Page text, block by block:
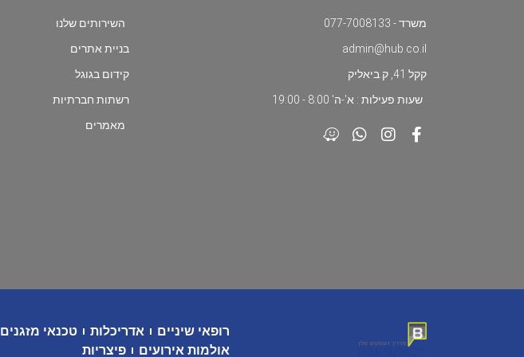
משרד - 077-7008133
admin@hub.co.il
קקל 41, ק.ביאליק
שעות פעילות : א'-ה' 8:00 - 19:00
השירותים שלנו
בניית אתרים
קידום בגוגל
רשתות חברתיות
מאמרים
רופאי שיניים אדריכלות טכנאי מזגנים
אולמות אירועים
פיצריות